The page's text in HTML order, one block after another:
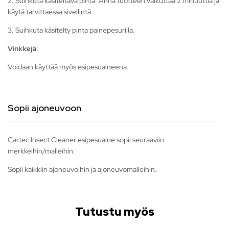
käytä tarvittaessa sivellintä.
3. Suihkuta käsitelty pinta painepesurilla.
Vinkkejä:
Voidaan käyttää myös esipesuaineena.
Sopii ajoneuvoon
Cartec Insect Cleaner esipesuaine sopii seuraaviin
merkkeihin/malleihin:
Sopii kaikkiin ajoneuvoihin ja ajoneuvomalleihin.
Tutustu myös